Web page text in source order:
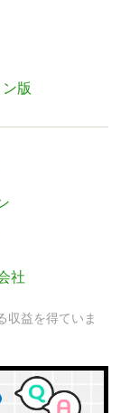
版
社
収益を得ていま